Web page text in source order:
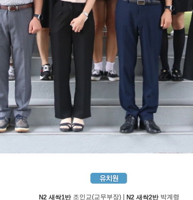
N2 새싹1반조인교(교무부장) | N2 새싹2반박계령